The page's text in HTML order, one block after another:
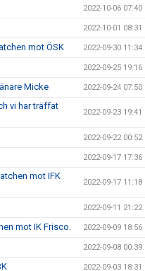
2022-10-06 07:40
2022-10-01 08:31
mot ÖSK 2022-09-30 11:34
2022-09-25 19:16
Micke 2022-09-24 07:50
vi har träffat
2022-09-23 19:41
2022-09-22 00:52
2022-09-17 17:36
mot IFK
2022-09-17 11:18
2022-09-11 21:22
mot IK Frisco. 2022-09-09 18:56
2022-09-08 00:39
2022-09-03 18:31